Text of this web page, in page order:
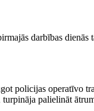
darbības dienās
policijas operatīvo
palielināt